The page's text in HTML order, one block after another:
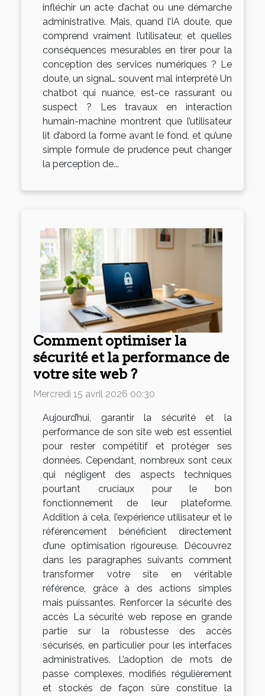
infléchir un acte d’achat ou une démarche
administrative. Mais, quand l’IA doute, que
comprend vraiment l’utilisateur, et quelles
conséquences mesurables en tirer pour la
conception des services numériques ? Le
doute, un signal… souvent mal interprété Un
chatbot qui nuance, est-ce rassurant ou
suspect ? Les travaux en interaction
humain-machine montrent que l’utilisateur
lit d’abord la forme avant le fond, et qu’une
simple formule de prudence peut changer
la perception de...
Comment optimiser la
sécurité et la performance de
votre site web ?
Mercredi 15 avril 2026 00:30
Aujourd’hui, garantir la sécurité et la
performance de son site web est essentiel
pour rester compétitif et protéger ses
données. Cependant, nombreux sont ceux
qui négligent des aspects techniques
pourtant cruciaux pour le bon
fonctionnement de leur plateforme.
Addition à cela, l’expérience utilisateur et le
référencement bénéficient directement
d’une optimisation rigoureuse. Découvrez
dans les paragraphes suivants comment
transformer votre site en véritable
référence, grâce à des actions simples
mais puissantes. Renforcer la sécurité des
accès La sécurité web repose en grande
partie sur la robustesse des accès
sécurisés, en particulier pour les interfaces
administratives. L’adoption de mots de
passe complexes, modifiés régulièrement
et stockés de façon sûre constitue la